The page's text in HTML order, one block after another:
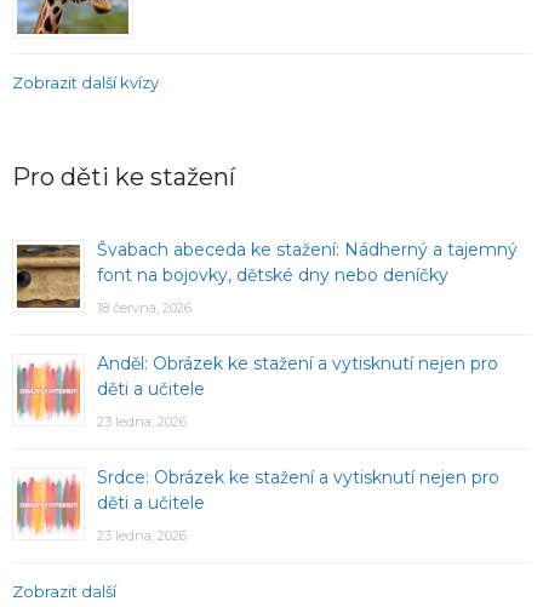
Zobrazit další kvízy
Pro děti ke stažení
Švabach abeceda ke stažení: Nádherný a tajemný
font na bojovky, dětské dny nebo deníčky
18 června, 2026
Anděl: Obrázek ke stažení a vytisknutí nejen pro
děti a učitele
23 ledna, 2026
Srdce: Obrázek ke stažení a vytisknutí nejen pro
děti a učitele
23 ledna, 2026
Zobrazit další